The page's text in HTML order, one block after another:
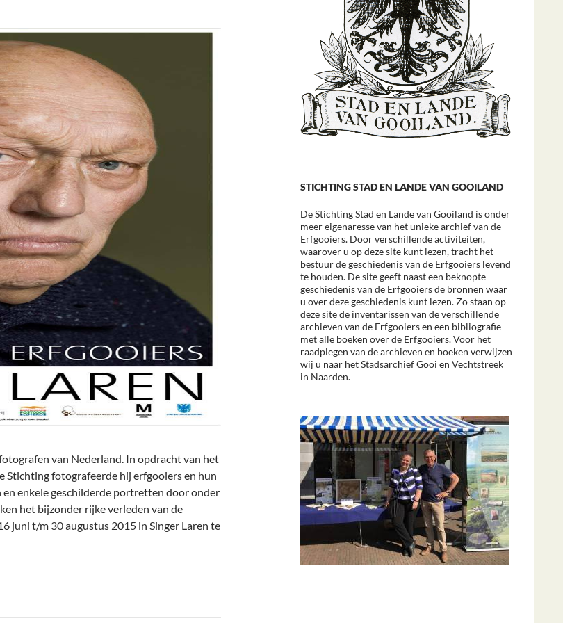
van Nederland. In opdracht van het
Stichting fotografeerde hij erfgooiers en hun
enkele geschilderde portretten door onder
het bijzonder rijke verleden van de
juni t/m 30 augustus 2015 in Singer Laren te
STICHTING STAD EN LANDE VAN GOOILAND
De Stichting Stad en Lande van Gooiland is onder
meer eigenaresse van het unieke archief van de
Erfgooiers. Door verschillende activiteiten,
waarover u op deze site kunt lezen, tracht het
bestuur de geschiedenis van de Erfgooiers levend
te houden. De site geeft naast een beknopte
geschiedenis van de Erfgooiers de bronnen waar
u over deze geschiedenis kunt lezen. Zo staan op
deze site de inventarissen van de verschillende
archieven van de Erfgooiers en een bibliografie
met alle boeken over de Erfgooiers. Voor het
raadplegen van de archieven en boeken verwijzen
wij u naar het Stadsarchief Gooi en Vechtstreek
in Naarden.